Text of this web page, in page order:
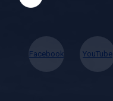
Facebook YouTube